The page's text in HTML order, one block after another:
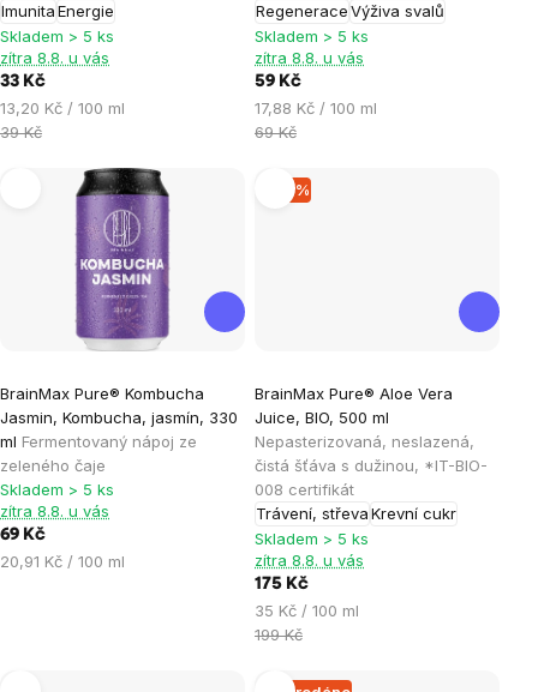
ImunitaEnergie
4,2
z
5
hvězdiček.
Skladem > 5 ks
zítra 8.8. u vás
33 Kč
Měrná
cena:
13,20 Kč / 100 ml
39 Kč
RegeneraceVýživa svalů
4,8
z
5
hvězdiček.
Skladem > 5 ks
zítra 8.8. u vás
59 Kč
Měrná
cena:
17,88 Kč / 100 ml
69 Kč
BrainMax Pure® Kombucha
Jasmin, Kombucha, jasmín, 330
ml Fermentovaný nápoj ze
zeleného čaje
hodnocení
produktu
je
5,0
z
Skladem > 5 ks
zítra 8.8. u vás
69 Kč
Měrná
20,91 Kč / 100 ml
–12 %
BrainMax Pure® Aloe Vera
Juice, BIO, 500 ml
Nepasterizovaná, neslazená,
čistá šťáva s dužinou, *IT-BIO-
008 certifikát
Trávení, střevaKrevní cukr
hodnocení
produktu
je
5,0
z
5
hvězdiček.
Skladem > 5 ks
zítra 8.8. u vás
175 Kč
Měrná
cena:
35 Kč / 100 ml
199 Kč